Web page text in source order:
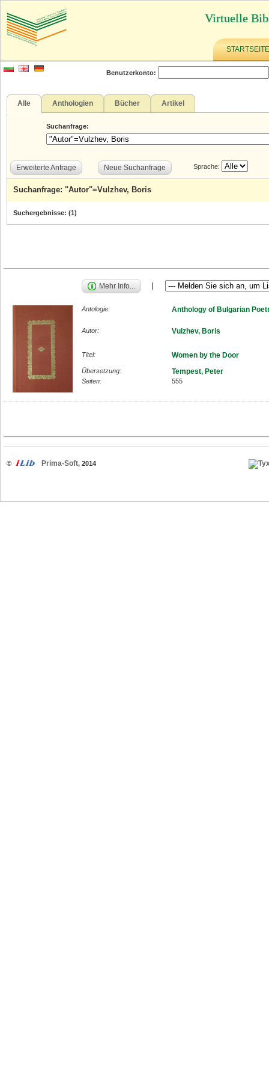
Virtuelle
STARTSEITE
Benutzerkonto:
Alle Anthologien Bücher Artikel
Suchanfrage:
Erweiterte Anfrage Neue Suchanfrage Sprache:
Suchanfrage: "Autor"=Vulzhev, Boris
Suchergebnisse: (1)
Mehr Info...
Antologie: Anthology of Bulgarian
Autor: Vulzhev, Boris
Titel: Women by the Door
Übersetzung: Tempest, Peter
Seiten: 555
© Prima-Soft, 2014